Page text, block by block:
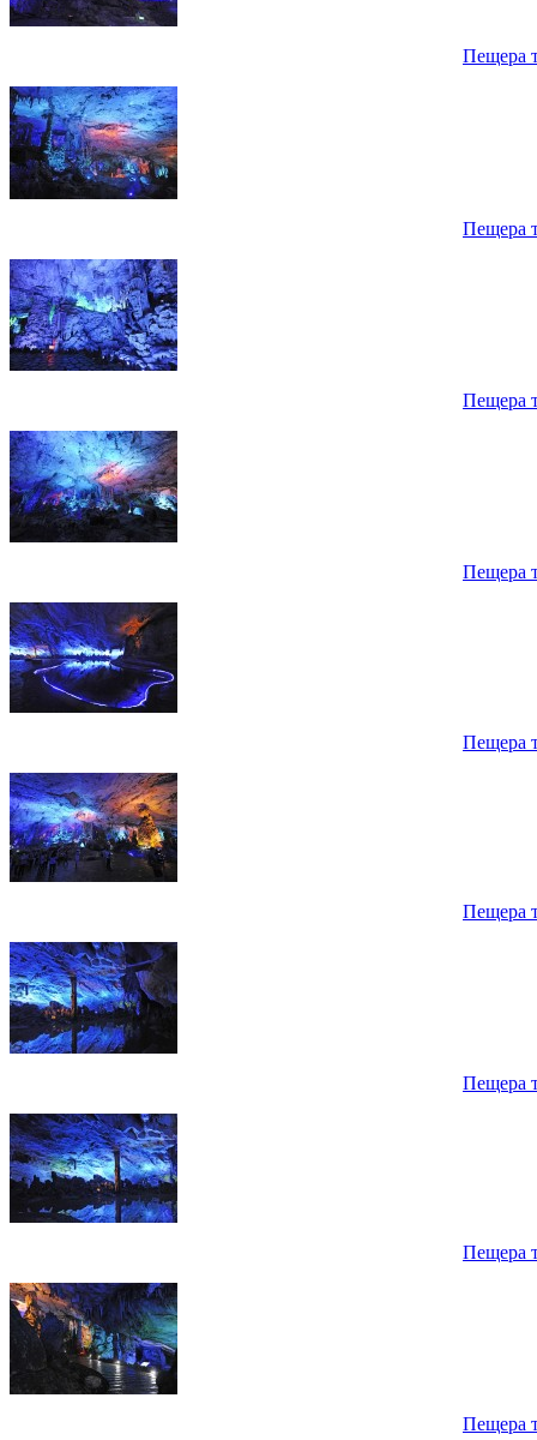
Пещера
Пещера
Пещера
Пещера
Пещера
Пещера
Пещера
Пещера
Пещера